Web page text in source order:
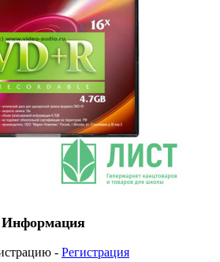
Информация
- Регистрация